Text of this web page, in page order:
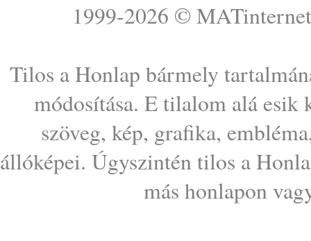
1999-2026 © MATinternet
Tilos a Honlap bármely
módosítása. E tilalom alá esik
szöveg, kép, grafika,
állóképei. Úgyszintén tilos a
más honlapon